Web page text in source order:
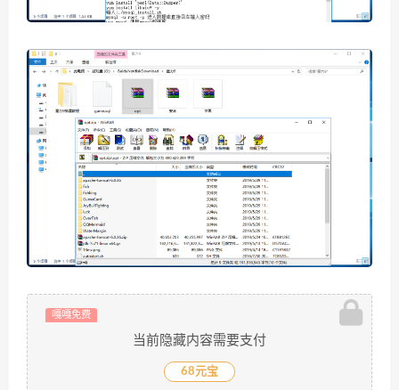
嘎嘎免费
当前隐藏内容需要支付
68元宝